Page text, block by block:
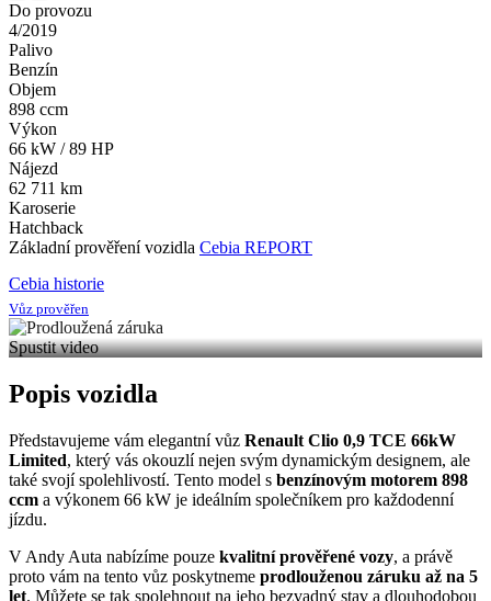
Do provozu
4/2019
Palivo
Benzín
Objem
898 ccm
Výkon
66 kW / 89 HP
Nájezd
62 711 km
Karoserie
Hatchback
Základní prověření vozidla Cebia REPORT
Cebia historie
Vůz prověřen
Spustit video
Popis vozidla
Představujeme vám elegantní vůz Renault Clio 0,9 TCE 66kW
Limited, který vás okouzlí nejen svým dynamickým designem, ale
také svojí spolehlivostí. Tento model s benzínovým motorem 898
ccm a výkonem 66 kW je ideálním společníkem pro každodenní
jízdu.
V Andy Auta nabízíme pouze kvalitní prověřené vozy, a právě
proto vám na tento vůz poskytneme prodlouženou záruku až na 5
let. Můžete se tak spolehnout na jeho bezvadný stav a dlouhodobou